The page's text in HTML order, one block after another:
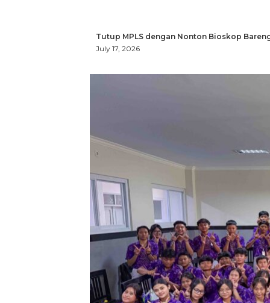
Tutup MPLS dengan Nonton Bioskop
July 17, 2026